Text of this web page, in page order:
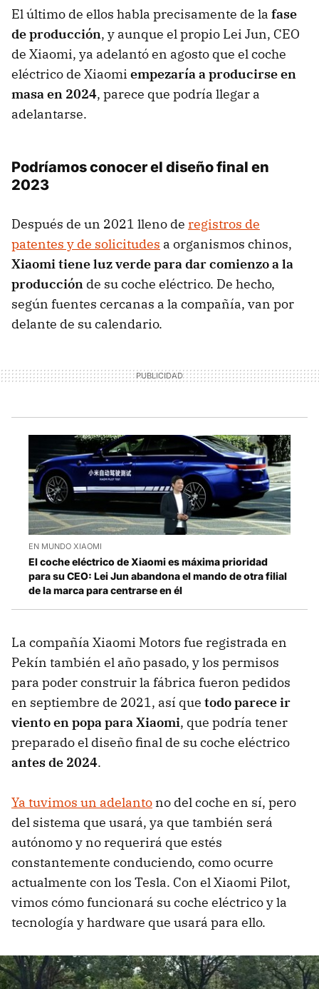
El último de ellos habla precisamente de la fase
de producción, y aunque el propio Lei Jun, CEO
de Xiaomi, ya adelantó en agosto que el coche
eléctrico de Xiaomi empezaría a producirse en
masa en 2024, parece que podría llegar a
adelantarse.
Podríamos conocer el diseño final en
2023
Después de un 2021 lleno de registros de
patentes y de solicitudes a organismos chinos,
Xiaomi tiene luz verde para dar comienzo a la
producción de su coche eléctrico. De hecho,
según fuentes cercanas a la compañía, van por
delante de su calendario.
EN MUNDO XIAOMI
El coche eléctrico de Xiaomi es máxima prioridad
para su CEO: Lei Jun abandona el mando de otra filial
de la marca para centrarse en él
La compañía Xiaomi Motors fue registrada en
Pekín también el año pasado, y los permisos
para poder construir la fábrica fueron pedidos
en septiembre de 2021, así que todo parece ir
viento en popa para Xiaomi, que podría tener
preparado el diseño final de su coche eléctrico
antes de 2024.
Ya tuvimos un adelanto no del coche en sí, pero
del sistema que usará, ya que también será
autónomo y no requerirá que estés
constantemente conduciendo, como ocurre
actualmente con los Tesla. Con el Xiaomi Pilot,
vimos cómo funcionará su coche eléctrico y la
tecnología y hardware que usará para ello.